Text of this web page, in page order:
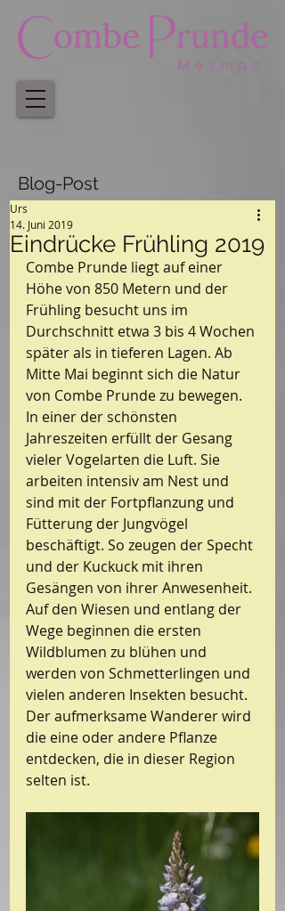
Blog-Post
Eindrücke Frühling 2019
Urs
14. Juni 2019
Combe Prunde liegt auf einer
Höhe von 850 Metern und der
Frühling besucht uns im
Durchschnitt etwa 3 bis 4 Wochen
später als in tieferen Lagen. Ab
Mitte Mai beginnt sich die Natur
von Combe Prunde zu bewegen.
In einer der schönsten
Jahreszeiten erfüllt der Gesang
vieler Vogelarten die Luft. Sie
arbeiten intensiv am Nest und
sind mit der Fortpflanzung und
Fütterung der Jungvögel
beschäftigt. So zeugen der Specht
und der Kuckuck mit ihren
Gesängen von ihrer Anwesenheit.
Auf den Wiesen und entlang der
Wege beginnen die ersten
Wildblumen zu blühen und
werden von Schmetterlingen und
vielen anderen Insekten besucht.
Der aufmerksame Wanderer wird
die eine oder andere Pflanze
entdecken, die in dieser Region
selten ist.